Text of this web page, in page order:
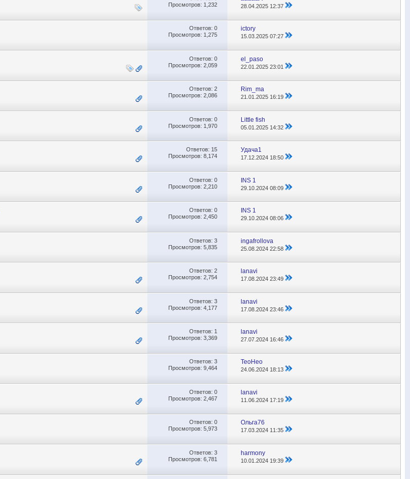
Просмотров: 1,232
28.04.2025 12:37
Ответов: 0
Просмотров: 1,275
ictory
15.03.202507:27
Ответов: 0
Просмотров: 2,059
el_paso
22.01.202523:01
Ответов: 2
Просмотров: 2,086
Rim_ma
21.01.2025 16:19
Ответов: 0
Просмотров: 1,970
Little fish
05.01.2025 14:32
Ответов: 15
Просмотров: 8,174
Удача1
17.12.2024 18:50
Ответов: 0
Просмотров: 2,210
INS 1
29.10.202408:09
Ответов: 0
Просмотров: 2,450
INS 1
29.10.202408:06
Ответов: 3
Просмотров: 5,835
ingafrollova
25.08.202422:58
Ответов: 2
Просмотров: 2,754
lanavi
17.08.202423:49
Ответов: 3
Просмотров: 4,177
lanavi
17.08.202423:46
Ответов: 1
Просмотров: 3,369
lanavi
27.07.2024 16:46
Ответов: 3
Просмотров: 9,464
TeoНео
24.06.202418:13
Ответов: 0
Просмотров: 2,467
lanavi
11.06.2024 17:19
Ответов: 0
Просмотров: 5,973
Ольга76
17.03.2024 11:35
Ответов: 3
Просмотров: 6,781
harmony
10.01.2024 19:39